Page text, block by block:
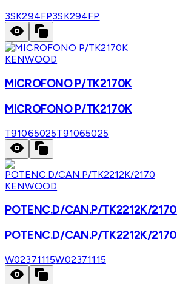
3SK294FP3SK294FP
KENWOOD
MICROFONO P/TK2170K
MICROFONO P/TK2170K
T91065025T91065025
KENWOOD
POTENC.D/CAN.P/TK2212K/2170
POTENC.D/CAN.P/TK2212K/2170
W02371115W02371115